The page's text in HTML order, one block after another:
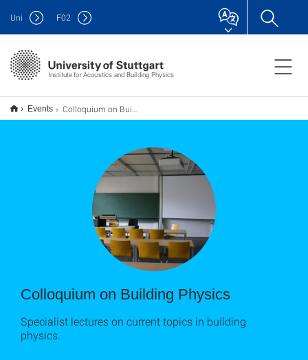
Institute for Acoustics and Building Physics
Uni F02
Events Colloquium on Building Physics
Colloquium on Building Physics
Specialist lectures on current topics in building
physics.